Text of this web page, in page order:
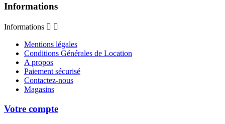
Informations
Informations  
Mentions légales
Conditions Générales de Location
A propos
Paiement sécurisé
Contactez-nous
Magasins
Votre compte